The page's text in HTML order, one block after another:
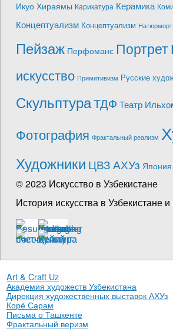
Икуо Хираямы Карикатура Керамика
Концептуализм Концептуализм Натюрморт
Пейзаж Перфоманс Портрет
искусство Примитивизм Русские
СкульптураТДФ Театр
Фотография Фрактальный реализм
Художники ЦВЗ АХУз Япония
© 2023 Искусство в Узбекистане
История искусства в Узбекистане
Art & Craft Uz
Академия художеств Узбекистана
Дирекция художественных выставок АХУз
Корё Сарам
Письма о Ташкенте
Фрактальный веризм